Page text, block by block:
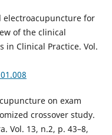
electroacupuncture for
of the clinical
in Clinical Practice. Vol.
on exam
crossover study.
Vol. 13, n.2, p. 43–8,